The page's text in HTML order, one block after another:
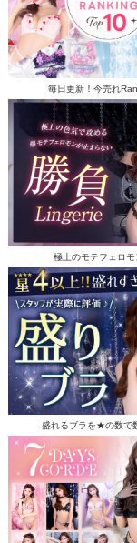
毎日更新！今売れ
極上のモテフェロ
盛れるブラを★の数で